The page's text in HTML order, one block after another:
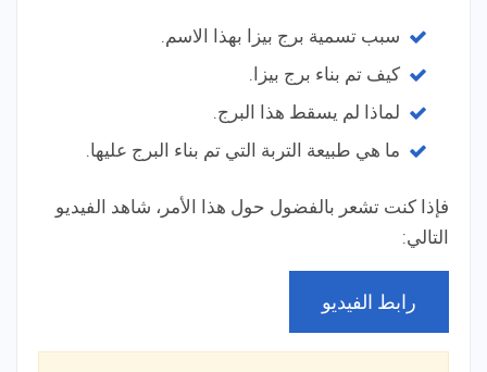
سبب تسمية برج بيزا بهذا الاسم.
كيف تم بناء برج بيزا.
لماذا لم يسقط هذا البرج.
ما هي طبيعة التربة التي تم بناء البرج عليها.
فإذا كنت تشعر بالفضول حول هذا الأمر، شاهد الفيديو
التالي:
رابط الفيديو